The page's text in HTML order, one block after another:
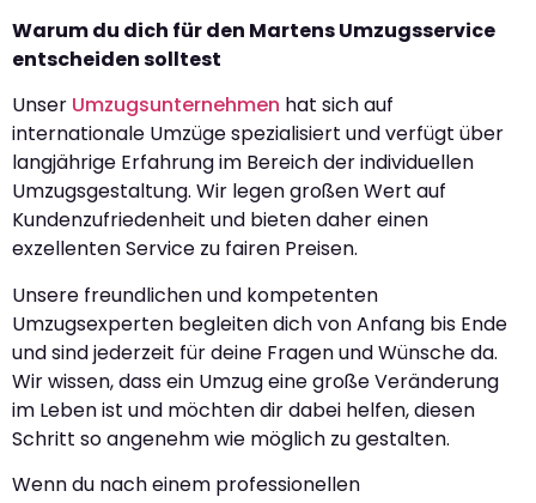
Warum du dich für den Martens Umzugsservice
entscheiden solltest
Unser Umzugsunternehmen hat sich auf
internationale Umzüge spezialisiert und verfügt über
langjährige Erfahrung im Bereich der individuellen
Umzugsgestaltung. Wir legen großen Wert auf
Kundenzufriedenheit und bieten daher einen
exzellenten Service zu fairen Preisen.
Unsere freundlichen und kompetenten
Umzugsexperten begleiten dich von Anfang bis Ende
und sind jederzeit für deine Fragen und Wünsche da.
Wir wissen, dass ein Umzug eine große Veränderung
im Leben ist und möchten dir dabei helfen, diesen
Schritt so angenehm wie möglich zu gestalten.
Wenn du nach einem professionellen